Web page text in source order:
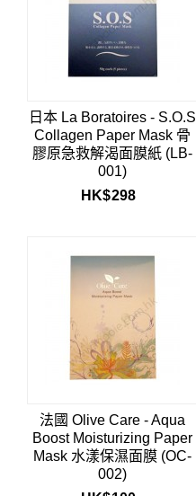
日本 La Boratoires - S.O.S
Collagen Paper Mask 骨
膠原急救解渴面膜紙 (LB-
001)
HK$298
法國 Olive Care - Aqua
Boost Moisturizing Paper
Mask 水漾保濕面膜 (OC-
002)